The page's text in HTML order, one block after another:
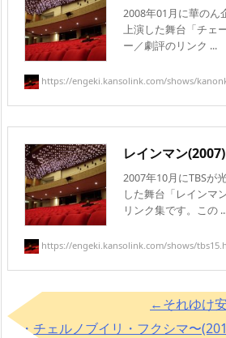
2008年01月に華のん
上演した舞台「チェ
ー／劇評のリンク ...
https://engeki.kansolink.com/shows/
レインマン(2007)
2007年10月にTBSが
した舞台「レインマ
リンク集です。この
https://engeki.kansolink.com/shows/
←それゆけ安
ン・チェルノブイリ・フクシマ〜